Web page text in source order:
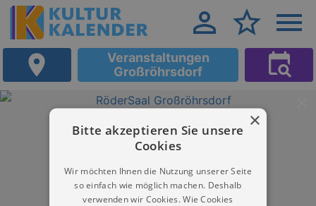
Veranstaltungen
Großröhrsdorf
×
Bitte akzeptieren Sie unsere
Cookies
Wir möchten Ihnen die Nutzung unserer Seite
so einfach wie möglich machen. Deshalb
verwenden wir Cookies. Wie Cookies